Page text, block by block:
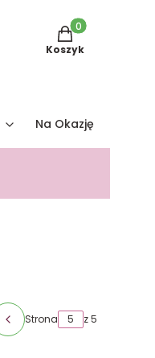
Produkty w
Koszyk
Na Okazję
Poprzednie produkty
Strona z 5